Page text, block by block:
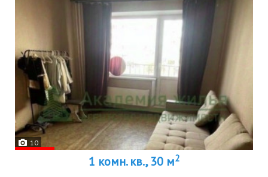
10
1 комн. кв., 30 м2